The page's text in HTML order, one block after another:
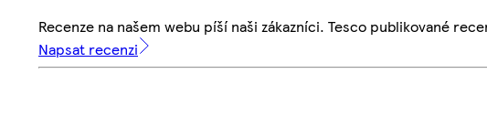
Recenze na našem webu píší naši zákazníci. Tesco publikované
Napsat recenzi